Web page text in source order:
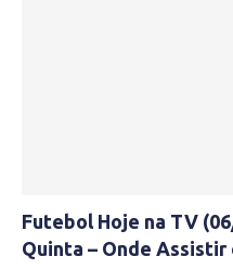
Futebol Hoje na TV
Quinta – Onde Assistir